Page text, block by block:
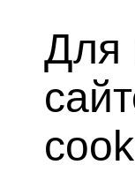
Для